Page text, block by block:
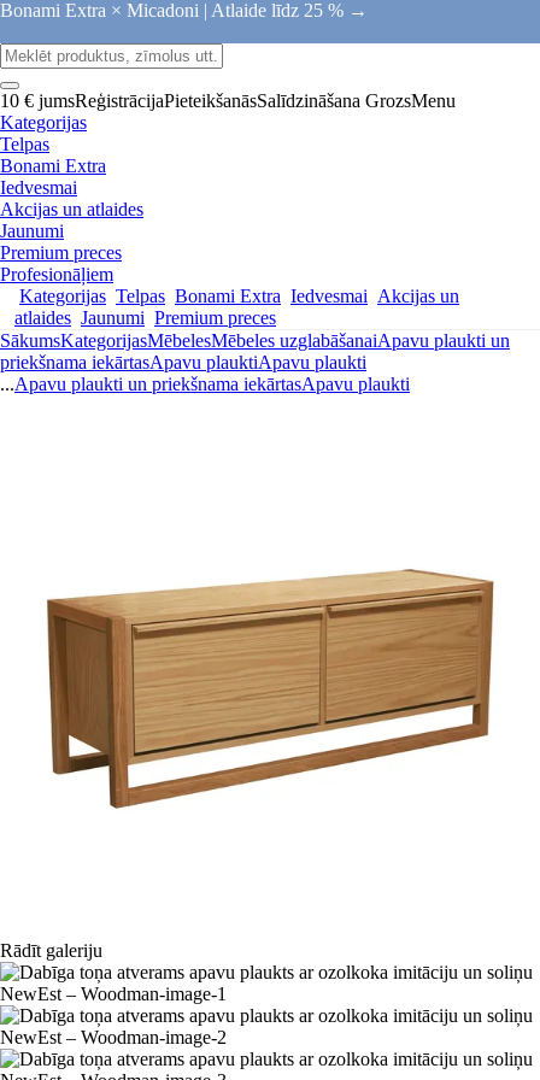
Bonami Extra × Micadoni | Atlaide līdz 25 % →
10 € jumsReģistrācijaPieteikšanāsSalīdzināšana GrozsMenu
Kategorijas
Telpas
Bonami Extra
Iedvesmai
Akcijas un atlaides
Jaunumi
Premium preces
Profesionāļiem
Kategorijas Telpas Bonami Extra Iedvesmai Akcijas un
atlaides Jaunumi Premium preces
SākumsKategorijasMēbelesMēbeles uzglabāšanaiApavu plaukti un
priekšnama iekārtasApavu plauktiApavu plaukti
...Apavu plaukti un priekšnama iekārtasApavu plaukti
Rādīt galeriju